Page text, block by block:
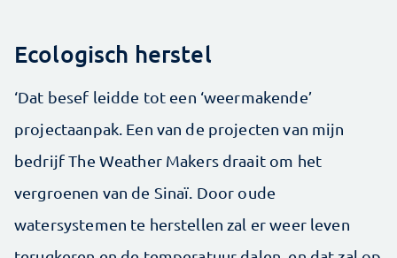
Ecologisch herstel
‘Dat besef leidde tot een ‘weermakende’
projectaanpak. Een van de projecten van mijn
bedrijf The Weather ­Makers draait om het
vergroenen van de Sinaï. Door oude
watersystemen te herstellen zal er weer leven